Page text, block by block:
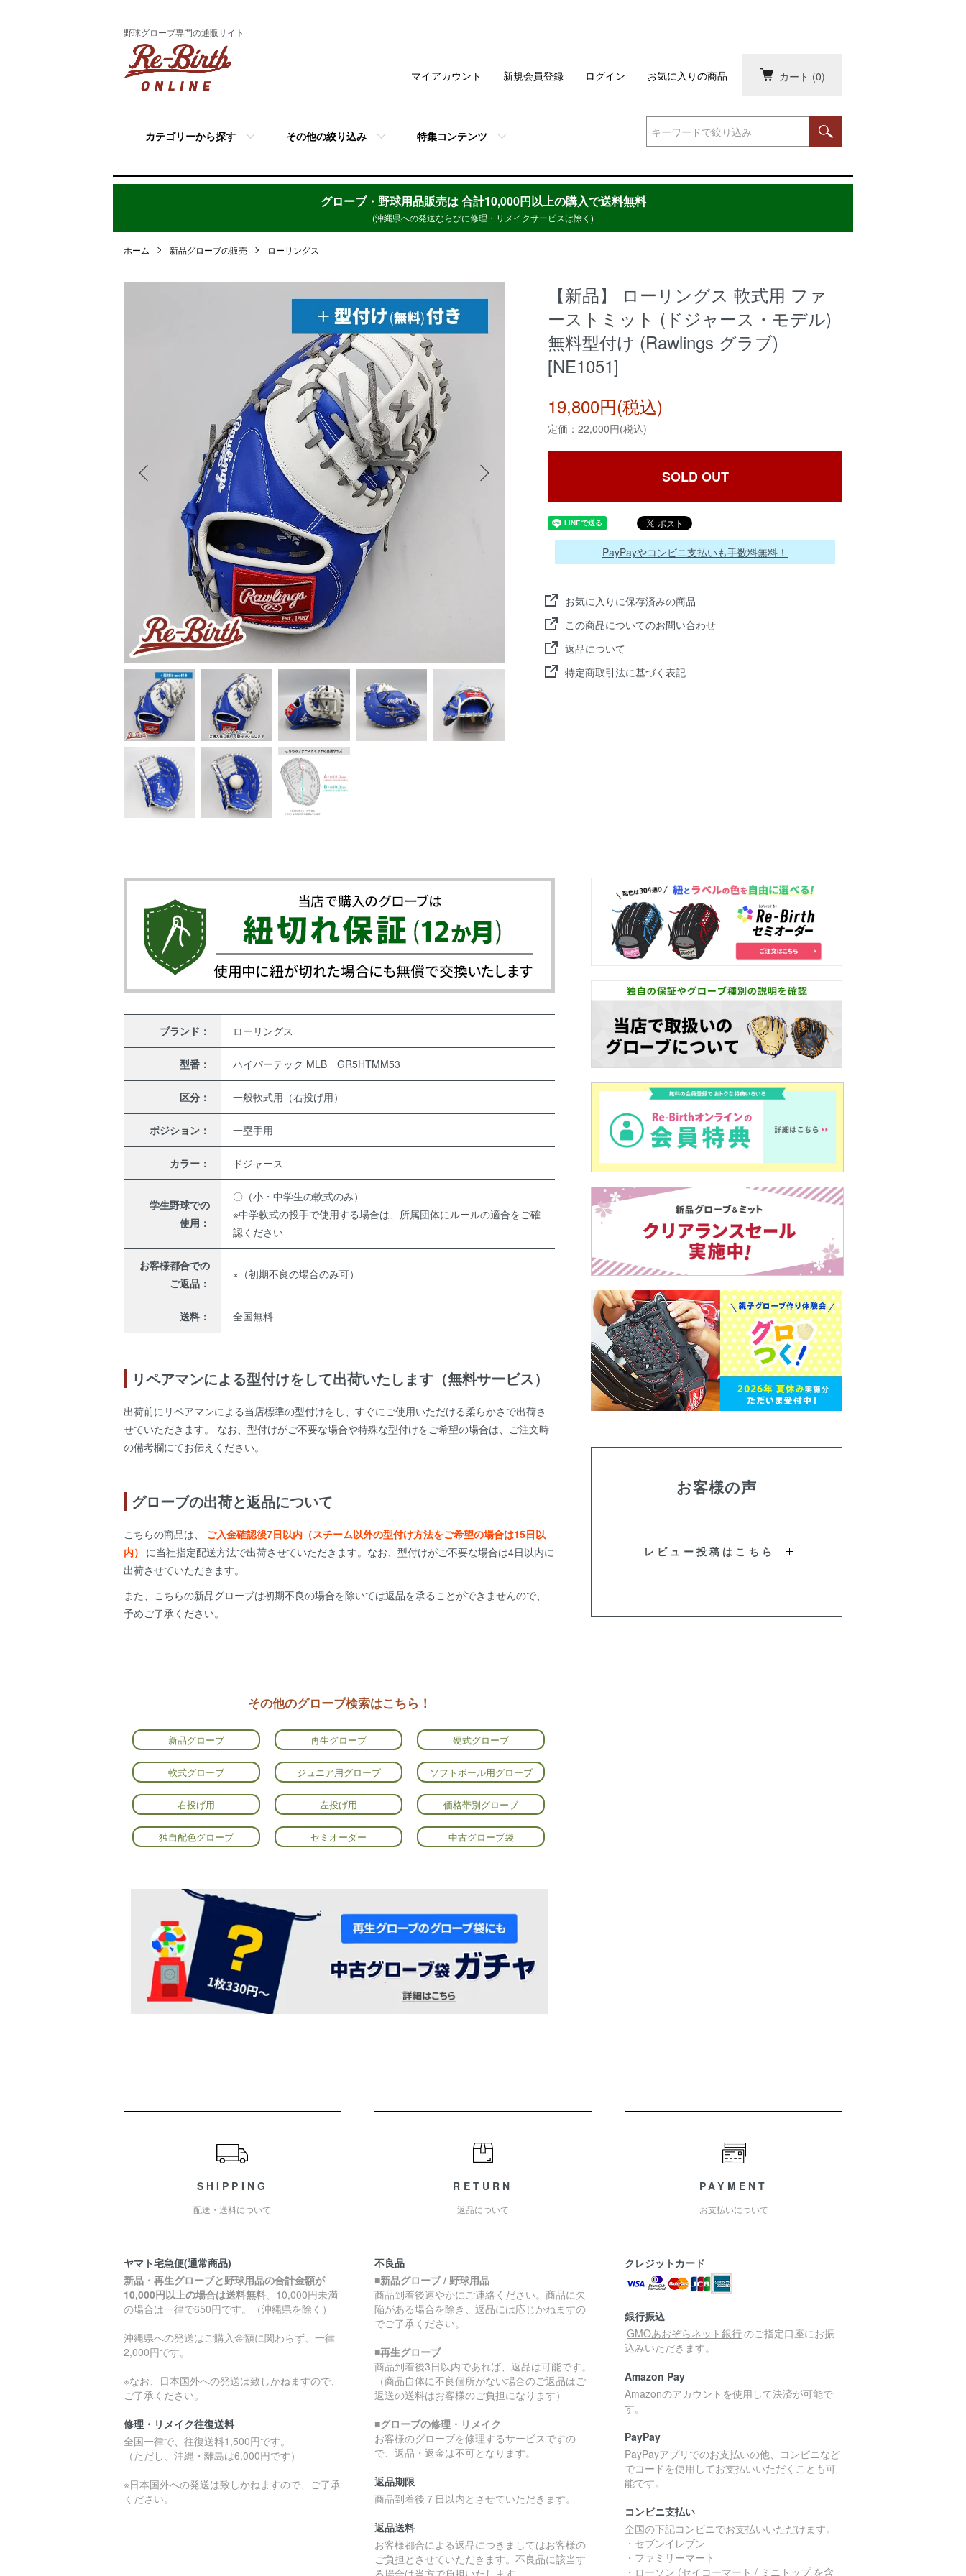
野球グローブ専門の通販サイト
カート (0)
カテゴリーから探す その他の絞り込み 特集コンテンツ
マイアカウント 新規会員登録 ログイン お気に入りの商品
グローブ・野球用品販売は合計10,000円以上の購入で送料無料
(沖縄県への発送ならびに修理・リメイクサービスは除く)
ホーム 新品グローブの販売 ローリングス
【新品】 ローリングス 軟式用 ファ
ーストミット (ドジャース・モデル)
無料型付け (Rawlings グラブ)
[NE1051]
19,800円(税込)
定価：22,000円(税込)
SOLD OUT
PayPayやコンビニ支払いも手数料無料！
お気に入りに保存済みの商品
この商品についてのお問い合わせ
返品について
特定商取引法に基づく表記
ブランド： ローリングス
型番： ハイパーテック MLB GR5HTMM53
区分： 一般軟式用（右投げ用）
ポジション： 一塁手用
カラー： ドジャース
学生野球での
使用：
〇（小・中学生の軟式のみ）
※中学軟式の投手で使用する場合は、所属団体にルールの適合をご確
認ください
お客様都合での
ご返品：
×（初期不良の場合のみ可）
送料： 全国無料
リペアマンによる型付けをして出荷いたします（無料サービス）
出荷前にリペアマンによる当店標準の型付けをし、すぐにご使用いただける柔らかさで出荷さ
せていただきます。 なお、型付けがご不要な場合や特殊な型付けをご希望の場合は、ご注文時
の備考欄にてお伝えください。
グローブの出荷と返品について
こちらの商品は、
ご入金確認後7日以内（スチーム以外の型付け方法をご希望の場合は15日以
内） に当社指定配送方法で出荷させていただきます。なお、型付けがご不要な場合は4日以内に
出荷させていただきます。
また、こちらの新品グローブは初期不良の場合を除いては返品を承ることができませんので、
予めご了承ください。
その他のグローブ検索はこちら！
新品グローブ 再生グローブ 硬式グローブ
軟式グローブ ジュニア用グローブ ソフトボール用グローブ
右投げ用 左投げ用 価格帯別グローブ
独自配色グローブ セミオーダー 中古グローブ袋
お客様の声
レビュー投稿はこちら
SHIPPING
配送・送料について
ヤマト宅急便(通常商品)
新品・再生グローブと野球用品の合計金額が
10,000円以上の場合は送料無料 、10,000円未満
の場合は一律で650円です。（沖縄県を除く）
沖縄県への発送はご購入金額に関わらず、一律
2,000円です。
※なお、日本国外への発送は致しかねますので、
ご了承ください。
修理・リメイク往復送料
全国一律で、往復送料1,500円です。
（ただし、沖縄・離島は6,000円です）
※日本国外への発送は致しかねますので、ご了承
ください。
RETURN
返品について
不良品
■新品グローブ / 野球用品
商品到着後速やかにご連絡ください。商品に欠
陥がある場合を除き、返品には応じかねますの
でご了承ください。
■再生グローブ
商品到着後3日以内であれば、返品は可能です。
（商品自体に不良個所がない場合のご返品はご
返送の送料はお客様のご負担になります）
■グローブの修理・リメイク
お客様のグローブを修理するサービスですの
で、返品・返金は不可となります。
返品期限
商品到着後７日以内とさせていただきます。
返品送料
お客様都合による返品につきましてはお客様の
ご負担とさせていただきます。不良品に該当す
る場合は当方で負担いたします。
PAYMENT
お支払いについて
クレジットカード
銀行振込
GMOあおぞらネット銀行のご指定口座にお振
込みいただきます。
Amazon Pay
Amazonのアカウントを使用して決済が可能で
す。
PayPay
PayPayアプリでのお支払いの他、コンビニなど
でコードを使用してお支払いいただくことも可
能です。
コンビニ支払い
全国の下記コンビニでお支払いいただけます。
・セブンイレブン
・ファミリーマート
・ローソン (セイコーマート / ミニトップ を含